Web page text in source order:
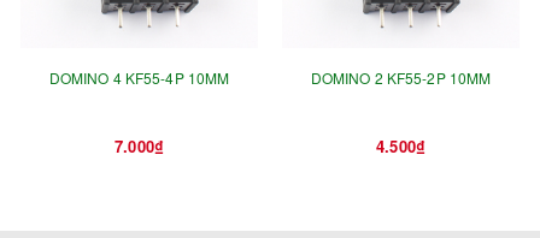
DOMINO 4 KF55-4P 10MM
7.000₫
DOMINO 2 KF55-2P 10MM
4.500₫